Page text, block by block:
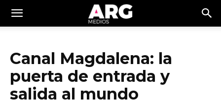
Canal Magdalena: la
puerta de entrada y
salida al mundo